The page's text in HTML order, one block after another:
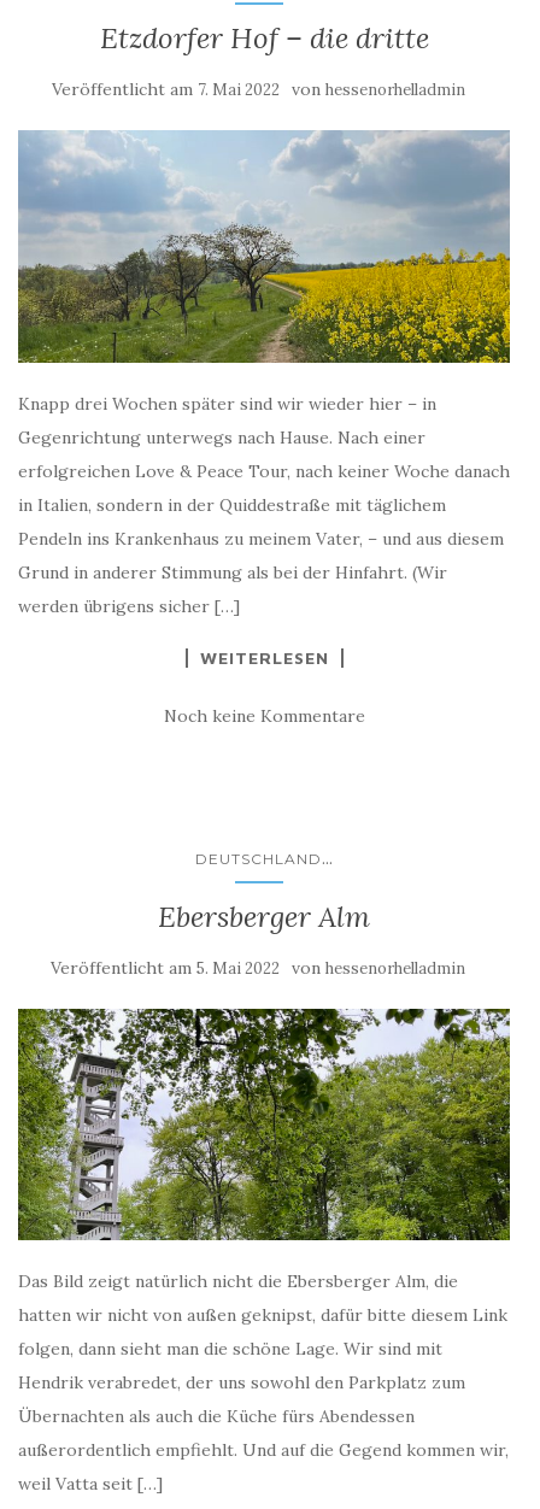
Etzdorfer Hof – die dritte
Veröffentlicht am 7. Mai 2022 von hessenorhelladmin
Knapp drei Wochen später sind wir wieder hier – in
Gegenrichtung unterwegs nach Hause. Nach einer
erfolgreichen Love & Peace Tour, nach keiner Woche danach
in Italien, sondern in der Quiddestraße mit täglichem
Pendeln ins Krankenhaus zu meinem Vater, – und aus diesem
Grund in anderer Stimmung als bei der Hinfahrt. (Wir
werden übrigens sicher […]
WEITERLESEN
Noch keine Kommentare
DEUTSCHLAND ...
Ebersberger Alm
Veröffentlicht am 5. Mai 2022 von hessenorhelladmin
Das Bild zeigt natürlich nicht die Ebersberger Alm, die
hatten wir nicht von außen geknipst, dafür bitte diesem Link
folgen, dann sieht man die schöne Lage. Wir sind mit
Hendrik verabredet, der uns sowohl den Parkplatz zum
Übernachten als auch die Küche fürs Abendessen
außerordentlich empfiehlt. Und auf die Gegend kommen wir,
weil Vatta seit […]